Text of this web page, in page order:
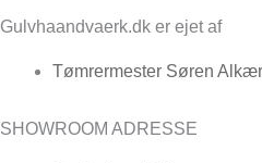
Gulvhaandvaerk.dk er ejet af
Tømrermester Søren
SHOWROOM ADRESSE